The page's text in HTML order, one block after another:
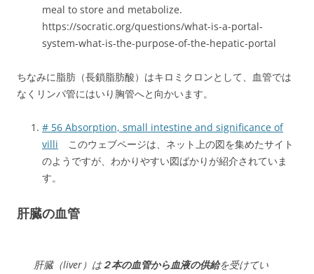
meal to store and metabolize.
https://socratic.org/questions/what-is-a-portal-
system-what-is-the-purpose-of-the-hepatic-portal
ちなみに脂肪（長鎖脂肪酸）はキロミクロンとして、血管では
なくリンパ管にはいり胸管へと向かいます。
# 56 Absorption, small intestine and significance of
villi このウェブページは、ネット上の図を集めたサイト
のようですが、わかりやすい図ばかりが紹介されていま
す。
肝臓の血管
肝臓（liver）は２本の血管から血液の供給を受けてい